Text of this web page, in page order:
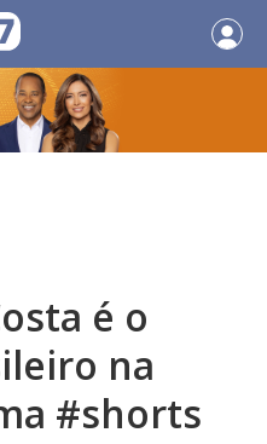
é o
na
#shorts